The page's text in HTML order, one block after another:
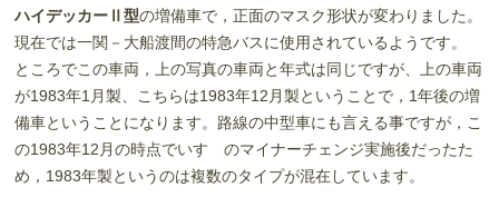
ハイデッカーⅡ型の増備車で，正面のマスク形状が変わりました。
現在では一関－大船渡間の特急バスに使用されているようです。
ところでこの車両，上の写真の車両と年式は同じですが、上の車両
が1983年1月製、こちらは1983年12月製ということで，1年後の増
備車ということになります。路線の中型車にも言える事ですが，こ
の1983年12月の時点でいすゞのマイナーチェンジ実施後だったた
め，1983年製というのは複数のタイプが混在しています。